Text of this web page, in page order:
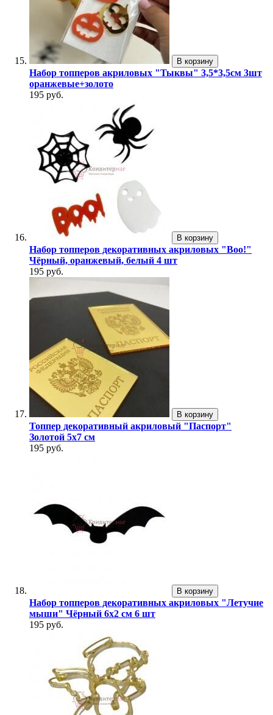
В корзину
Набор топперов акриловых "Тыквы" 3,5*3,5см 3шт
оранжевые+золото
195 руб.
В корзину
Набор топперов декоративных акриловых "Boo!"
Чёрный, оранжевый, белый 4 шт
195 руб.
В корзину
Топпер декоративный акриловый "Паспорт"
Золотой 5х7 см
195 руб.
В корзину
Набор топперов декоративных акриловых "Летучие
мыши" Чёрный 6х2 см 6 шт
195 руб.